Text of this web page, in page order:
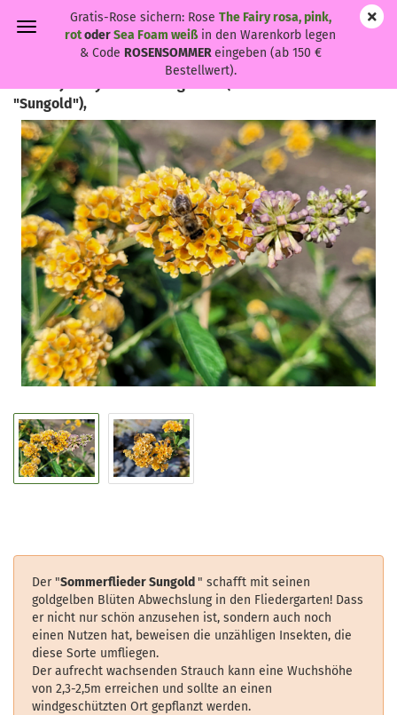
Gratis-Rose sichern: Rose The Fairy rosa, pink,
rotoderSea Foam weißin den Warenkorb legen
& Code ROSENSOMMEReingeben (ab 150 €
Bestellwert).
"Sungold"),
Der "Sommerflieder Sungold " schafft mit seinen
goldgelben Blüten Abwechslung in den Fliedergarten! Dass
er nicht nur schön anzusehen ist, sondern auch noch
einen Nutzen hat, beweisen die unzähligen Insekten, die
diese Sorte umfliegen.
Der aufrecht wachsenden Strauch kann eine Wuchshöhe
von 2,3-2,5m erreichen und sollte an einen
windgeschützten Ort gepflanzt werden.